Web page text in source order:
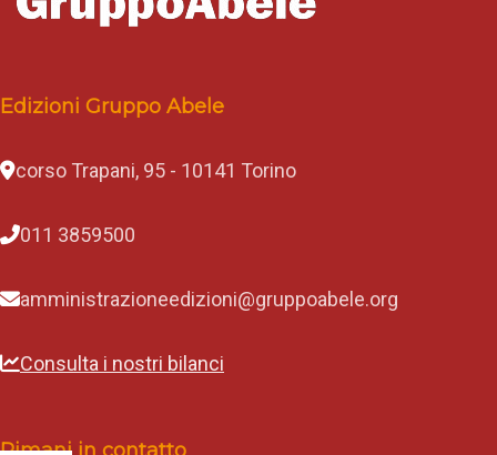
Edizioni Gruppo Abele
corso Trapani, 95 - 10141 Torino
011 3859500
amministrazioneedizioni@gruppoabele.org
Consulta i nostri bilanci
Rimani in contatto